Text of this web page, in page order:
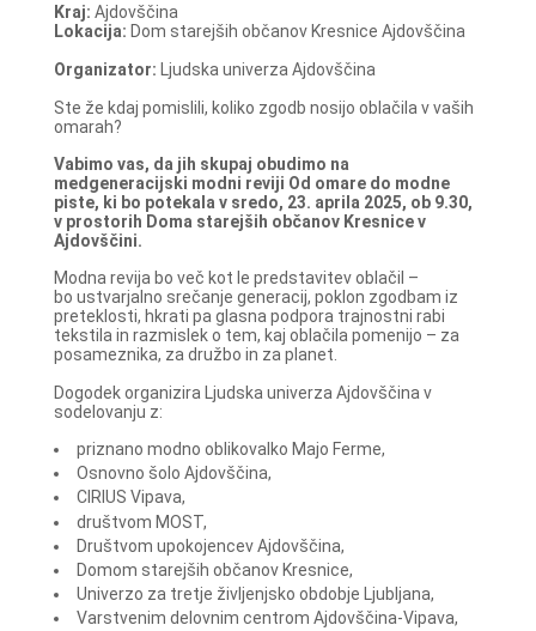
Kraj: Ajdovščina
Lokacija: Dom starejših občanov Kresnice Ajdovščina
Organizator: Ljudska univerza Ajdovščina
Ste že kdaj pomislili, koliko zgodb nosijo oblačila v vaših
omarah?
Vabimo vas, da jih skupaj obudimo na
medgeneracijski modni reviji Od omare do modne
piste, ki bo potekala v sredo, 23. aprila 2025, ob 9.30,
v prostorih Doma starejših občanov Kresnice v
Ajdovščini.
Modna revija bo več kot le predstavitev oblačil –
bo ustvarjalno srečanje generacij, poklon zgodbam iz
preteklosti, hkrati pa glasna podpora trajnostni rabi
tekstila in razmislek o tem, kaj oblačila pomenijo – za
posameznika, za družbo in za planet.
Dogodek organizira Ljudska univerza Ajdovščina v
sodelovanju z:
priznano modno oblikovalko Majo Ferme,
Osnovno šolo Ajdovščina,
CIRIUS Vipava,
društvom MOST,
Društvom upokojencev Ajdovščina,
Domom starejših občanov Kresnice,
Univerzo za tretje življenjsko obdobje Ljubljana,
Varstvenim delovnim centrom Ajdovščina-Vipava,